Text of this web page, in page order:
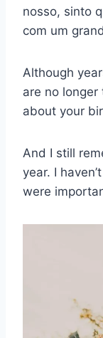
nosso, sinto
com um
Although
are no longer
about your
And I still
year. I
were